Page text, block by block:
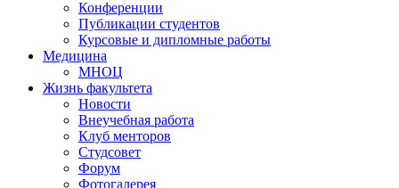
Конференции
Публикации студентов
Курсовые и дипломные работы
Медицина
МНОЦ
Жизнь факультета
Новости
Внеучебная работа
Клуб менторов
Студсовет
Форум
Фотогалерея